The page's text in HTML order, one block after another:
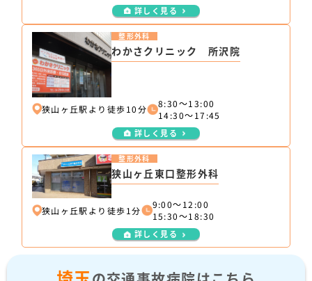
詳しく見る
わかさクリニック 所沢院
整形外科
狭山ヶ丘駅より徒歩10分
8:30～13:00
14:30～17:45
詳しく見る
狭山ヶ丘東口整形外科
整形外科
狭山ヶ丘駅より徒歩1分
9:00～12:00
15:30～18:30
詳しく見る